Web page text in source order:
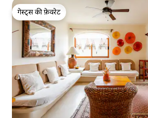
गेस्ट्स की फ़ेवरेट
गेस्ट्स की फ़ेवरेट